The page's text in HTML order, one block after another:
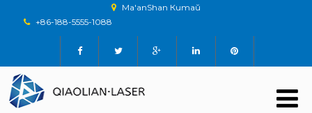
Ma'anShan Китай
+86-188-5555-1088